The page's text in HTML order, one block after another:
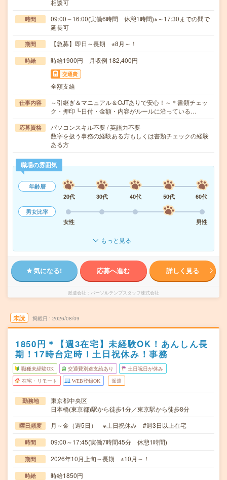
相談可
時間
09:00～16:00(実働6時間 休憩1時間)※～17:30までの間で
延長可
期間 【急募】即日～長期 ※8月～！
時給 時給1900円 月収例 182,400円
交通費
全額支給
仕事内容
～引継ぎ＆マニュアル＆OJTありで安心！～＊書類チェッ
ク・押印┗日付・金額・内容がルールに沿っている…
応募資格
パソコンスキル不要 / 英語力不要
数字を扱う事務の経験ある方もしくは書類チェックの経験
ある方
職場の雰囲気
年齢層
20代
30代 40代 50代
60代
男女比率
女性
男性
もっと見る
気になる! 応募へ進む 詳しく見る
派遣会社 パーソルテンプスタッフ株式会社
未読 掲載日 2026/08/09
1850円＊【週3在宅】未経験OK！あんしん長
期！17時台定時！土日祝休み！事務
職種未経験OK 交通費別途支給あり 土日祝日が休み
在宅・リモート WEB登録OK 派遣
勤務地
東京都中央区
日本橋(東京都)駅から徒歩1分／東京駅から徒歩8分
曜日頻度 月～金（週5日） ※土日祝休み #週3日以上在宅
時間 09:00～17:45(実働7時間45分 休憩1時間)
期間 2026年10月上旬～長期 ※10月～！
時給 時給1850円